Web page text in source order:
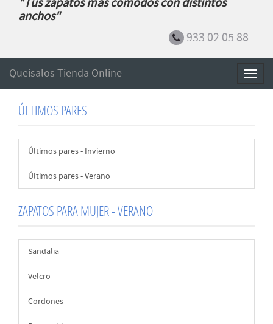
anchos"
933 02 05 88
Queisalos Tienda Online
ÚLTIMOS PARES
Últimos pares - Invierno
Últimos pares - Verano
ZAPATOS PARA MUJER - VERANO
Sandalia
Velcro
Cordones